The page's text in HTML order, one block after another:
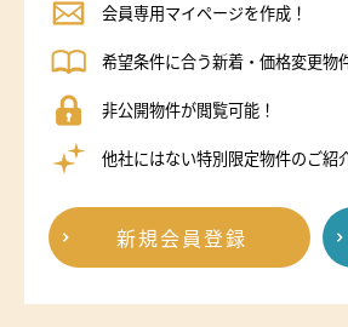
会員専用マイページを作成！
希望条件に合う新着・価格変更物
非公開物件が閲覧可能！
他社にはない特別限定物件のご紹
新規会員登録